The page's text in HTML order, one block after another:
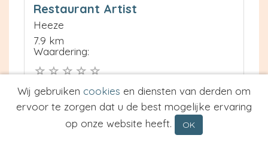
Restaurant Artist
Heeze
7.9 km
Waardering:
Neem contact op
Meer informatie
Prijs van Espresso
Wij gebruiken cookies en diensten van derden om
ervoor te zorgen dat u de best mogelijke ervaring
op onze website heeft.
OK